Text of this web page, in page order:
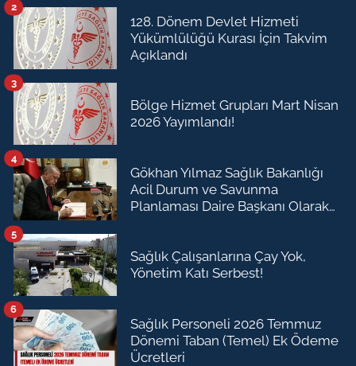
128. Dönem Devlet Hizmeti
Yükümlülüğü Kurası İçin Takvim
Açıklandı
2
Bölge Hizmet Grupları Mart Nisan
2026 Yayımlandı!
3
Gökhan Yılmaz Sağlık Bakanlığı
Acil Durum ve Savunma
Planlaması Daire Başkanı Olarak
4
Sağlık Çalışanlarına Çay Yok,
Yönetim Katı Serbest!
5
Sağlık Personeli 2026 Temmuz
Dönemi Taban (Temel) Ek Ödeme
Ücretleri
6